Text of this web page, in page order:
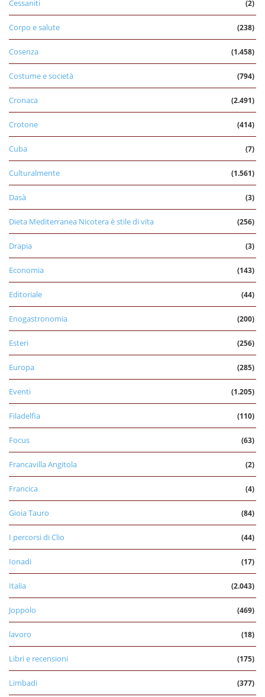
Cessaniti (2)
Corpo e salute (238)
Cosenza (1.458)
Costume e società (794)
Cronaca (2.491)
Crotone (414)
Cuba (7)
Culturalmente (1.561)
Dasà (3)
Dieta Mediterranea Nicotera è stile di vita (256)
Drapia (3)
Economia (143)
Editoriale (44)
Enogastronomia (200)
Esteri (256)
Europa (285)
Eventi (1.205)
Filadelfia (110)
Focus (63)
Francavilla Angitola (2)
Francica (4)
Gioia Tauro (84)
I percorsi di Clio (44)
Ionadi (17)
Italia (2.043)
Joppolo (469)
lavoro (18)
Libri e recensioni (175)
Limbadi (377)